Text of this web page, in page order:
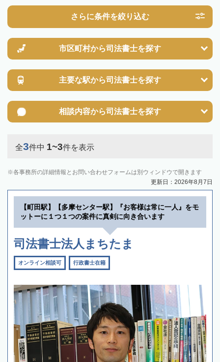
さらに条件を絞り込む
市区町村から司法書士を探す
主要な駅から司法書士を探す
相談内容から司法書士を探す
全3件中 1~3件を表示
各事務所の詳細情報とお問い合わせフォームは別ウィンドウで開きます
更新日：2026年8月7日
【町田駅】【多摩センター駅】『お客様は常に一人』をモ
ットーに１つ１つの案件に真剣に向き合います
司法書士法人まちたま
オンライン相談可 行政書士在籍